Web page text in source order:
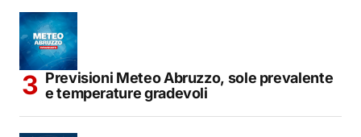
Previsioni Meteo Abruzzo, sole prevalente
e temperature gradevoli